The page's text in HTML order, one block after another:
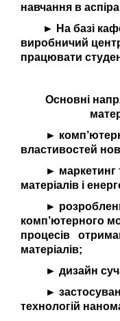
навчання в
► На базі
виробничий
працювати
Основні
► комп’ютерне
властивостей
► маркетинг
матеріалів і
►
комп’ютерного
процесів
матеріалів;
► дизайн
►
технологій